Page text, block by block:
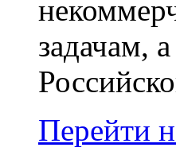
задачам,
Перейти